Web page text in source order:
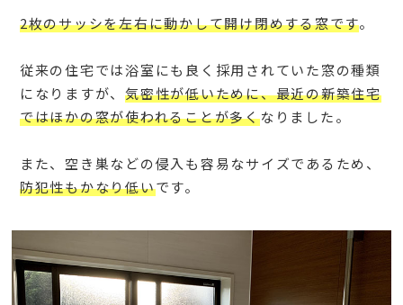
2枚のサッシを左右に動かして開け閉めする窓です。
従来の住宅では浴室にも良く採用されていた窓の種類
になりますが、気密性が低いために、最近の新築住宅
ではほかの窓が使われることが多くなりました。
また、空き巣などの侵入も容易なサイズであるため、
防犯性もかなり低いです。